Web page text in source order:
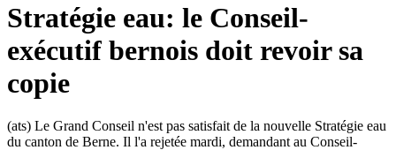
Stratégie eau: le Conseil-
exécutif bernois doit revoir sa
copie
(ats) Le Grand Conseil n'est pas satisfait de la nouvelle Stratégie eau
du canton de Berne. Il l'a rejetée mardi, demandant au Conseil-